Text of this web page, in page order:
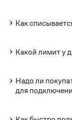
Как
Какой лимит у
Надо ли
для